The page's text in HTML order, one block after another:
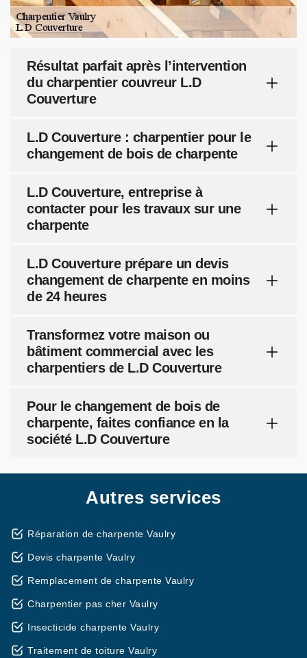
Résultat parfait après l’intervention
du charpentier couvreur L.D
Couverture
L.D Couverture : charpentier pour le
changement de bois de charpente
L.D Couverture, entreprise à
contacter pour les travaux sur une
charpente
L.D Couverture prépare un devis
changement de charpente en moins
de 24 heures
Transformez votre maison ou
bâtiment commercial avec les
charpentiers de L.D Couverture
Pour le changement de bois de
charpente, faites confiance en la
société L.D Couverture
Autres services
Réparation de charpente Vaulry
Devis charpente Vaulry
Remplacement de charpente Vaulry
Charpentier pas cher Vaulry
Insecticide charpente Vaulry
Traitement de toiture Vaulry